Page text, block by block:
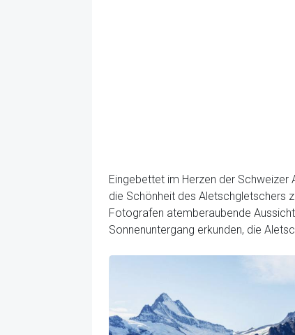
Eingebettet im Herzen der Schweizer
die Schönheit des Aletschgletschers
Fotografen atemberaubende
Sonnenuntergang erkunden, die